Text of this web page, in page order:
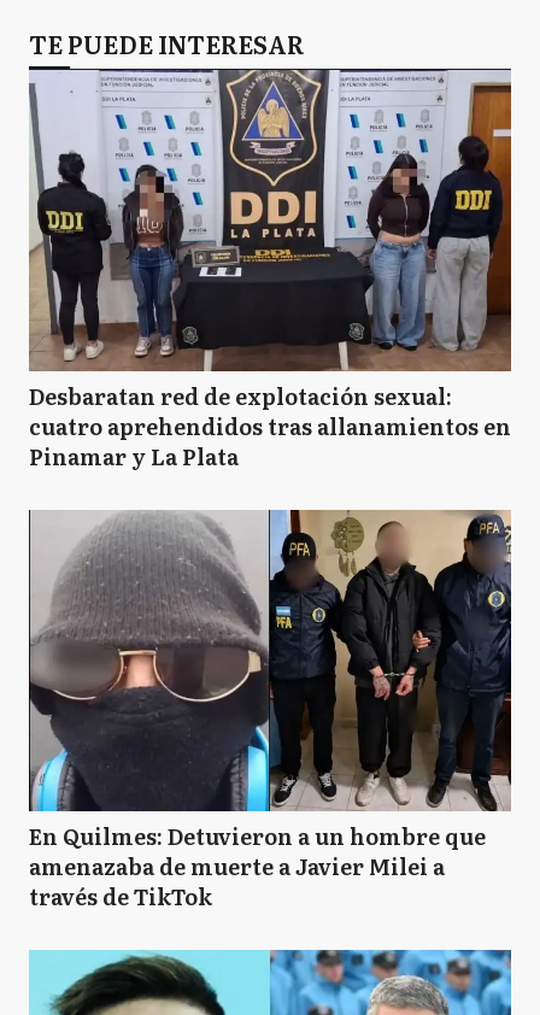
TE PUEDE INTERESAR
Desbaratan red de explotación sexual:
cuatro aprehendidos tras allanamientos en
Pinamar y La Plata
En Quilmes: Detuvieron a un hombre que
amenazaba de muerte a Javier Milei a
través de TikTok